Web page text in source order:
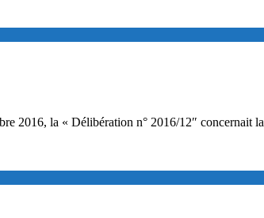
2016, la « Délibération n° 2016/12″ concernait